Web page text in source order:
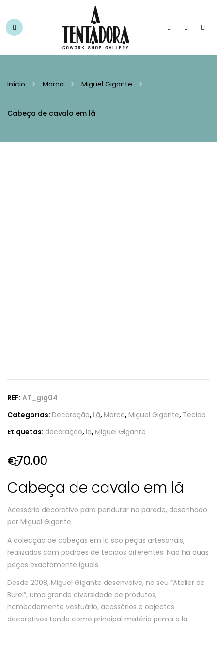
Início > Marca > Miguel Gigante >
Cabeça de cavalo em lã
REF: AT_gig04
Categorias: Decoração, Lã, Marca, Miguel Gigante, Tecido
Etiquetas: decoração, lã, Miguel Gigante
€70.00
Cabeça de cavalo em lã
Acessório decorativo para pendurar na parede, desenhado
por Miguel Gigante.
A colecção de cabeças em lã são peças artesanais,
realizadas com padrões de tecidos diferentes. Não hã duas
peças exactamente iguais.
Desde 2008, Miguel Gigante desenvolve, no seu “Atelier de
Burel”, uma grande diversidade de produtos,
nomeadamente vestuário, acessórios e objectos
decorativos tendo como principal matéria prima a lã.